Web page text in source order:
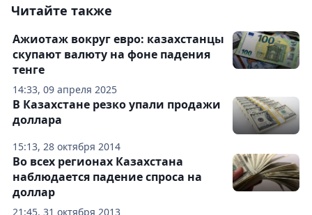
Читайте также
14:33, 09 апреля 2025
Ажиотаж вокруг евро: казахстанцы
скупают валюту на фоне падения
тенге
15:13, 28 октября 2014
В Казахстане резко упали продажи
доллара
21:45, 31 октября 2013
Во всех регионах Казахстана
наблюдается падение спроса на
доллар